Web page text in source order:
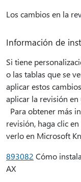
Los cambios en la
Información de
Si tiene
o las tablas que se
aplicar estos
aplicar la revisión
Para obtener más
revisión, haga clic
verlo en Microsoft
893082 Cómo
AX